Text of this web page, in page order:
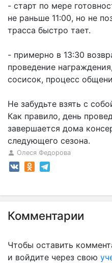
- старт по мере
не раньше 11:00, но не
трасса быстро тает.
- примерно в 13:30
проведение
сосисок, процесс
Не забудьте взять с
Как правило, день
завершается дома
следующего сезона.
Олеся Федорова
Комментарии
Чтобы оставить
и войдите через свою